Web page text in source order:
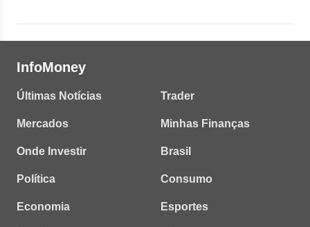
InfoMoney
Últimas Notícias
Mercados
Onde Investir
Política
Economia
Trader
Minhas Finanças
Brasil
Consumo
Esportes